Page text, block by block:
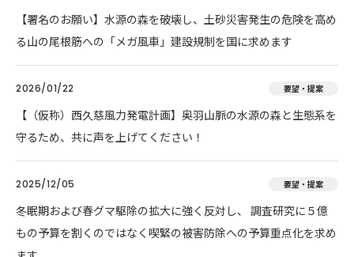
【署名のお願い】水源の森を破壊し、土砂災害発生の危険を高め
る山の尾根筋への「メガ風車」建設規制を国に求めます
2026/01/22 要望・提案
【（仮称）西久慈風力発電計画】奥羽山脈の水源の森と生態系を
守るため、共に声を上げてください！
2025/12/05 要望・提案
冬眠期および春グマ駆除の拡大に強く反対し、 調査研究に５億
もの予算を割くのではなく喫緊の被害防除への予算重点化を求め